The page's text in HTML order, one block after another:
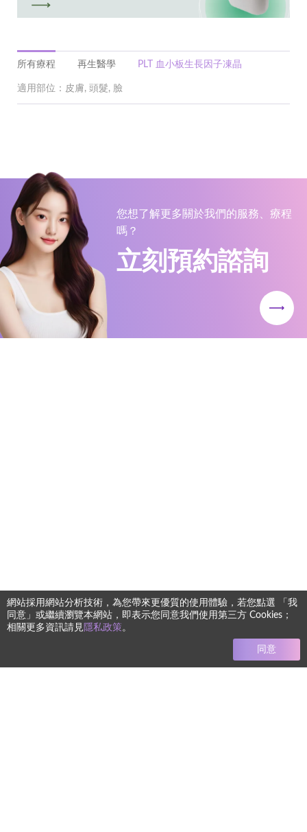
所有療程 再生醫學 PLT 血小板生長因子凍晶
適用部位：皮膚, 頭髮, 臉
您想了解更多關於我們的服務、療程
嗎？
立刻預約諮詢
網站採用網站分析技術，為您帶來更優質的使用體驗，若您點選 「我
同意」或繼續瀏覽本網站，即表示您同意我們使用第三方 Cookies；
相關更多資訊請見 隱私政策。
同意